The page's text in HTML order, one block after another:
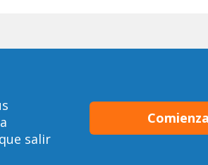
salir